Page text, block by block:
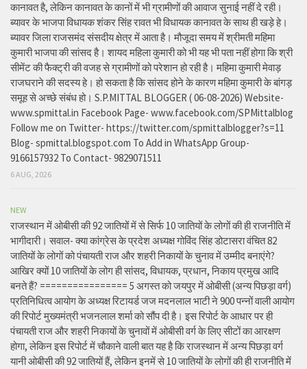
कानावत है, लेकिन कानावत के कानों में भी ग्रामीणों की आवाज सुनाई नहीं दे रही।
ब्यावर के भाजपा विधायक शंकर सिंह रावत भी विधायक कानावत के साथ ही खड़े हे।
ब्यावर जिला राजसमंद संसदीय क्षेत्र में आता है। मौजूदा समय में श्रीमती महिमा
कुमारी भाजपा की सांसद है। शायद महिला कुमारी को भी यह भी पता नहीं होगा कि श्री
सीमेंट की फैक्ट्री की वजह से ग्रामीणों को परेशान हो रही है। महिमा कुमारी मेवाड़
राजघराने की सदस्य हे। हो सकता है कि सांसद होने के कारण महिमा कुमारी के बांगड़
समूह से अच्छे संबंध हो। S.P.MITTAL BLOGGER ( 06-08-2026) Website-
www.spmittal.in Facebook Page- www.facebook.com/SPMittalblog
Follow me on Twitter- https://twitter.com/spmittalblogger?s=11
Blog- spmittal.blogspot.com To Add in WhatsApp Group-
9166157932 To Contact- 9829071511
6 AUG, 2026
NEW
राजस्थान में ओबीसी की 92 जातियों में से सिर्फ 10 जातियों के लोगों की ही राजनीति में
भागीदारी। सवाल- क्या कांग्रेस के प्रदेश अध्यक्ष गोविंद सिंह डोटासरा वंचित 82
जातियों के लोगों को पंचायती राज और शहरी निकायों के चुनाव में उम्मीद बनाएंगे?
आखिर क्यों 10 जातियों के लोग ही सांसद, विधायक, प्रधान, निकाय प्रमुख आदि
बनते हैं? ================ 5 अगस्त को जयपुर में ओबीसी (अन्य पिछड़ा वर्ग)
प्रतिनिधित्व आयोग के अध्यक्ष रिटायर्ड जज मदनलाल भाटी ने 900 पन्नों वाली आयोग
की रिपोर्ट मुख्यमंत्री भजनलाल शर्मा को सौंप दी है। इस रिपोर्ट के आधार पर ही
पंचायती राज और शहरी निकायों के चुनावों में ओबीसी वर्ग के लिए सीटों का आरक्षण
होगा, लेकिन इस रिपोर्ट में चौकाने वाली बात यह है कि राजस्थान में अन्य पिछड़ा वर्ग
यानी ओबीसी की 92 जातियों हैं, लेकिन इनमें से 10 जातियों के लोगों की ही राजनीति में